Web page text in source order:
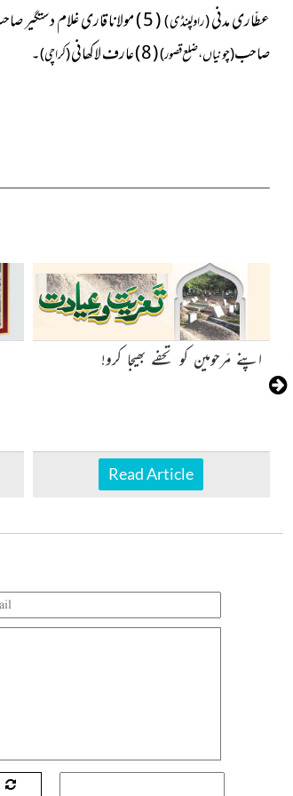
عطّاری مدنی( راولپنڈی )( 5 ) مولانا قاری غلام دستگیر صاحب
صاحب( چونیاں ، ضلع قصور )( 8 ) عارف لاکھانی ( کراچی )۔
اپنے مَرحومین کو تحفے بھیجا کرو!
Read Article